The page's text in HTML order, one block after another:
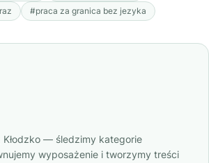
#praca za granica bez jezyka
Kłodzko — śledzimy kategorie
wyposażenie i tworzymy treści